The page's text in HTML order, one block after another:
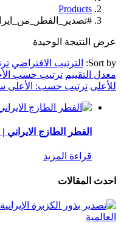
Products
عرض النتيجة الوحيدة
Sort by: الترتيب الافتراضي
معدل التقييم ترتيب حسب
للأعلى ترتيب حسب: الأعلى
الفطر الطازج
قراءة المزيد
احدث المقالات